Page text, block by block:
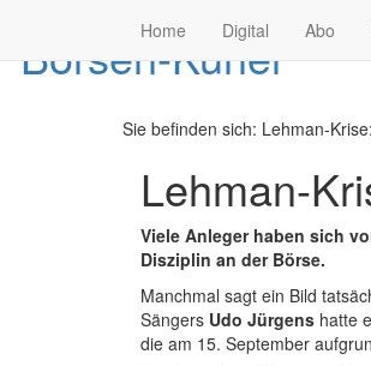
Home Digital Abo
Sie befinden sich: Lehman-
Lehman-
Viele Anleger haben sich
Disziplin an der Börse.
Manchmal sagt ein Bild
Sängers Udo Jürgens hatte
die am 15. September